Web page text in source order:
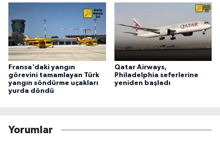
Fransa'daki yangın
görevini tamamlayan Türk
yangın söndürme uçakları
yurda döndü
Qatar Airways,
Philadelphia seferlerine
yeniden başladı
Yorumlar